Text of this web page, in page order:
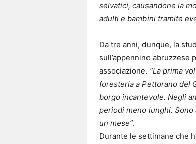
selvatici, causandone la
adulti e bambini tramite
Da tre anni, dunque, la
sull’appennino
associazione. “La prima
foresteria a Pettorano del
borgo incantevole. Negli
periodi meno lunghi.
un mese”.
Durante le settimane che